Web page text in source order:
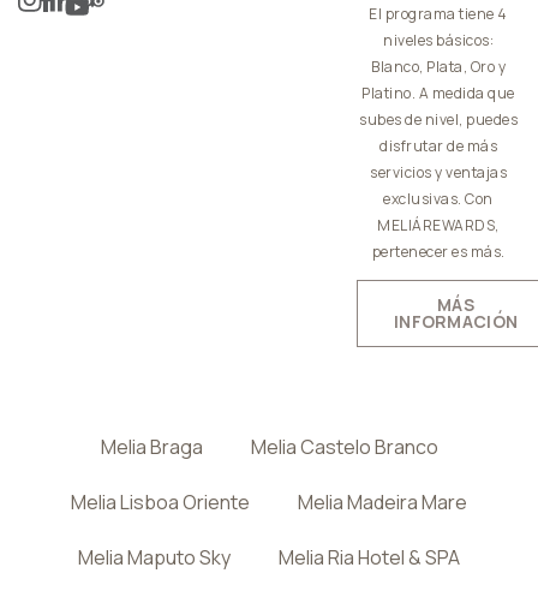
El programa tiene 4
niveles básicos:
Blanco, Plata, Oro y
Platino. A medida que
subes de nivel, puedes
disfrutar de más
servicios y ventajas
exclusivas. Con
MELIÁREWARDS,
pertenecer es más.
MÁS
INFORMACIÓN
Melia Braga Melia Castelo Branco
Melia Lisboa Oriente Melia Madeira Mare
Melia Maputo Sky Melia Ria Hotel & SPA